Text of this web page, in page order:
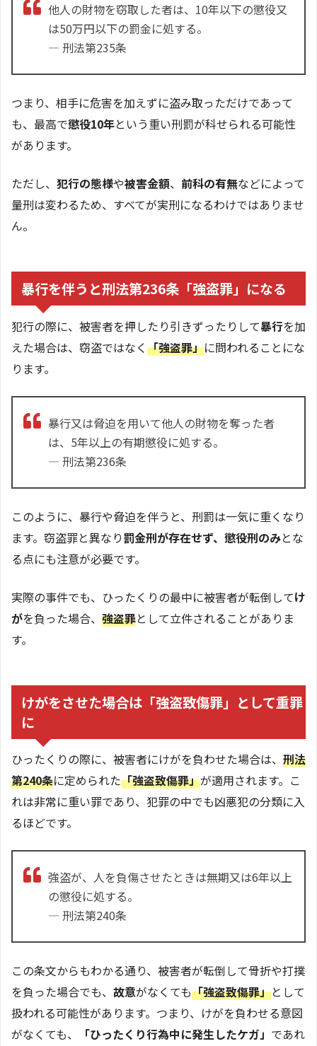
他人の財物を窃取した者は、10年以下の懲役又
は50万円以下の罰金に処する。
― 刑法第235条
つまり、相手に危害を加えずに盗み取っただけであって
も、最高で懲役10年という重い刑罰が科せられる可能性
があります。
ただし、 犯行の態様や被害金額、 前科の有無などによって
量刑は変わるため、すべてが実刑になるわけではありませ
ん。
暴行を伴うと刑法第236条「強盗罪」になる
犯行の際に、被害者を押したり引きずったりして暴行を加
えた場合は、窃盗ではなく 「強盗罪」に問われることにな
ります。
暴行又は脅迫を用いて他人の財物を奪った者
は、5年以上の有期懲役に処する。
― 刑法第236条
このように、暴行や脅迫を伴うと、刑罰は一気に重くなり
ます。窃盗罪と異なり罰金刑が存在せず、懲役刑のみとな
る点にも注意が必要です。
実際の事件でも、ひったくりの最中に被害者が転倒してけ
がを負った場合、 強盗罪として立件されることがありま
す。
けがをさせた場合は「強盗致傷罪」として重罪
に
ひったくりの際に、被害者にけがを負わせた場合は、 刑法
第240条に定められた「強盗致傷罪」が適用されます。こ
れは非常に重い罪であり、犯罪の中でも凶悪犯の分類に入
るほどです。
強盗が、人を負傷させたときは無期又は6年以上
の懲役に処する。
― 刑法第240条
この条文からもわかる通り、被害者が転倒して骨折や打撲
を負った場合でも、 故意がなくても「強盗致傷罪」として
扱われる可能性があります。つまり、けがを負わせる意図
がなくても、
「ひったくり行為中に発生したケガ」 であれ